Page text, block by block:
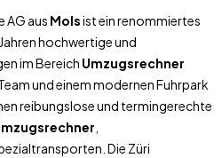
AG aus Molsist ein renommiertes
hochwertige und
im Bereich Umzugsrechner
und einem modernen Fuhrpark
reibungslose und termingerechte
Die Züri